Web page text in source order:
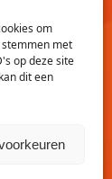
om
met
op deze site
dit een
Twitter